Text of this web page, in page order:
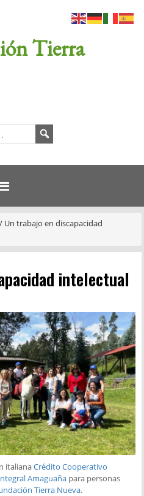
Tierra
/ Un trabajo en discapacidad
intelectual
italianaCrédito Cooperativo
Amaguaña para personas
Tierra Nueva.